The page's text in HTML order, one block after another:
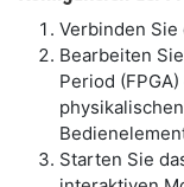
Verbinden
Bearbeiten
Period
Starten Sie